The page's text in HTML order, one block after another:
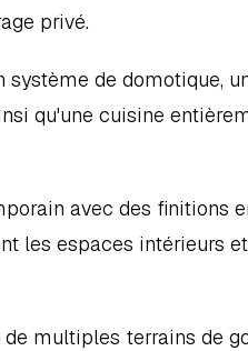
privé.
de domotique,
qu'une cuisine
avec des finitions
les espaces intérieurs et
multiples terrains de